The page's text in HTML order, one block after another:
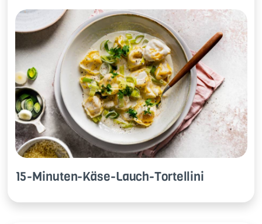
15-Mi­nu­ten-Käse-Lauch-Tor­tel­li­ni